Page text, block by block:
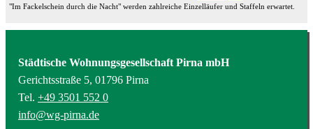
"Im Fackelschein durch die Nacht" werden zahlreiche Einzelläufer und Staffeln erwartet.
Städtische Wohnungsgesellschaft Pirna mbH
Gerichtsstraße 5, 01796 Pirna
Tel. +49 3501 552 0
info@wg-pirna.de